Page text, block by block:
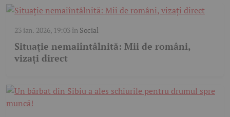
23 ian. 2026, 19:03în Social
Situație nemaiîntâlnită: Mii de români,
vizați direct